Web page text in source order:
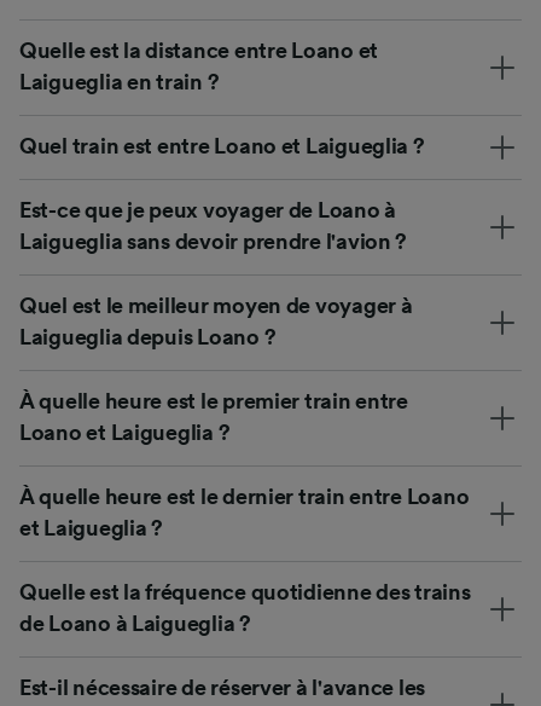
Quelle est la distance entre Loano et
Laigueglia en train ?
Quel train est entre Loano et Laigueglia ?
Est-ce que je peux voyager de Loano à
Laigueglia sans devoir prendre l'avion ?
Quel est le meilleur moyen de voyager à
Laigueglia depuis Loano ?
À quelle heure est le premier train entre
Loano et Laigueglia ?
À quelle heure est le dernier train entre Loano
et Laigueglia ?
Quelle est la fréquence quotidienne des trains
de Loano à Laigueglia ?
Est-il nécessaire de réserver à l'avance les